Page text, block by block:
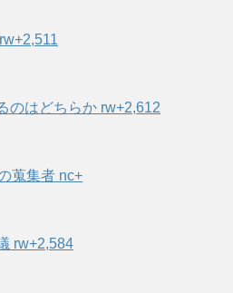
のはどちらか rw+2,612
蒐集者 nc+
rw+2,584